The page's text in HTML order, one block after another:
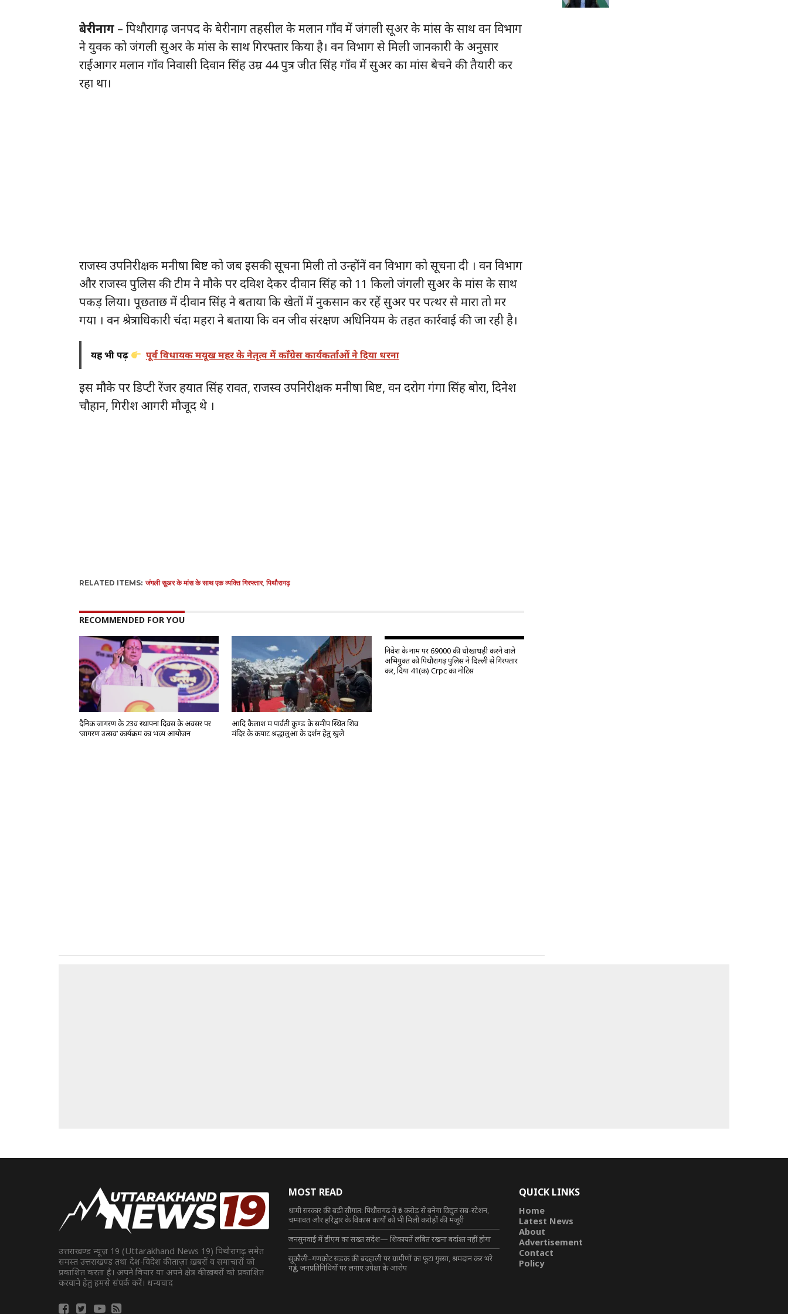
बेरीनाग– पिथौरागढ़ जनपद के बेरीनाग तहसील के मलान गाँव में जंगली सूअर के मांस के साथ वन विभाग
ने युवक को जंगली सुअर के मांस के साथ गिरफ्तार किया है। वन विभाग से मिली जानकारी के अनुसार
राईआगर मलान गाँव निवासी दिवान सिंह उम्र 44 पुत्र जीत सिंह गाँव में सुअर का मांस बेचने की तैयारी कर
रहा था।
राजस्व उपनिरीक्षक मनीषा बिष्ट को जब इसकी सूचना मिली तो उन्होंनें वन विभाग को सूचना दी । वन विभाग
और राजस्व पुलिस की टीम ने मौके पर दविश देकर दीवान सिंह को 11 किलो जंगली सुअर के मांस के साथ
पकड़ लिया। पूछताछ में दीवान सिंह ने बताया कि खेतों में नुकसान कर रहें सुअर पर पत्थर से मारा तो मर
गया । वन श्रेत्राधिकारी च॔दा महरा ने बताया कि वन जीव संरक्षण अधिनियम के तहत कार्रवाई की जा रही है।
यह भी पढ़ें पूर्व विधायक मयूख महर के नेतृत्व में काँग्रेस कार्यकर्ताओं ने दिया धरना
इस मौके पर डिप्टी रेंजर हयात सिंह रावत, राजस्व उपनिरीक्षक मनीषा बिष्ट, वन दरोग गंगा सिंह बोरा, दिनेश
चौहान, गिरीश आगरी मौजूद थे ।
RELATED ITEMS: जंगली सुअर के मांस के साथ एक व्यक्ति गिरफ्तार,पिथौरागढ़
RECOMMENDED FOR YOU
दैनिक जागरण के 23वें स्थापना दिवस के अवसर पर
‘जागरण उत्सव’ कार्यक्रम का भव्य आयोजन
आदि कैलाश में पार्वती कुण्ड के समीप स्थित शिव
मंदिर के कपाट श्रद्धालुओं के दर्शन हेतु खुले
निवेश के नाम पर 69000 की धोखाधड़ी करने वाले
अभियुक्त को पिथौरागढ़ पुलिस ने दिल्ली से गिरफ्तार
कर, दिया 41(क) Crpc का नोटिस
उत्तराखण्ड न्यूज़ 19 (Uttarakhand News 19) पिथौरागढ़ समेत
समस्त उत्तराखण्ड तथा देश-विदेश की ताज़ा ख़बरों व समाचारों को
प्रकाशित करता है। अपने विचार या अपने क्षेत्र की ख़बरों को प्रकाशित
करवाने हेतु हमसे संपर्क करें। धन्यवाद
MOST READ
धामी सरकार की बड़ी सौगात: पिथौरागढ़ में ₹5 करोड़ से बनेगा विद्युत सब-स्टेशन,
चम्पावत और हरिद्वार के विकास कार्यों को भी मिली करोड़ों की मंजूरी
जनसुनवाई में डीएम का सख्त संदेश— शिकायतें लंबित रखना बर्दाश्त नहीं होगा
सुकौली–गणकोट सड़क की बदहाली पर ग्रामीणों का फूटा गुस्सा, श्रमदान कर भरे
गड्ढे, जनप्रतिनिधियों पर लगाए उपेक्षा के आरोप
QUICK LINKS
Home
Latest News
About
Advertisement
Contact
Policy